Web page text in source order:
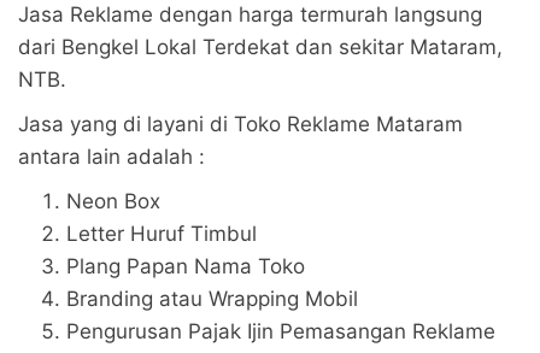
Jasa Reklame dengan harga termurah langsung
dari Bengkel Lokal Terdekat dan sekitar Mataram,
NTB.
Jasa yang di layani di Toko Reklame Mataram
antara lain adalah :
Neon Box
Letter Huruf Timbul
Plang Papan Nama Toko
Branding atau Wrapping Mobil
Pengurusan Pajak Ijin Pemasangan Reklame